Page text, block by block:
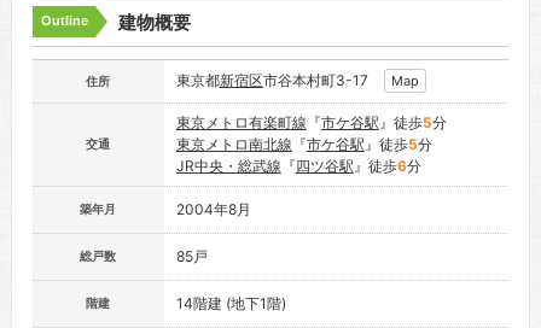
Outline 建物概要
住所 東京都新宿区市谷本村町3-17 Map
交通
東京メトロ有楽町線 『市ケ谷駅』徒歩5分
東京メトロ南北線 『市ケ谷駅』徒歩5分
JR中央・総武線 『四ツ谷駅』徒歩6分
築年月 2004年8月
総戸数 85戸
階建 14階建 (地下1階)